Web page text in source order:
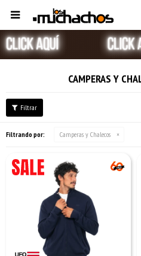

CAMPERAS Y
Filtrando por: Camperas y Chalecos